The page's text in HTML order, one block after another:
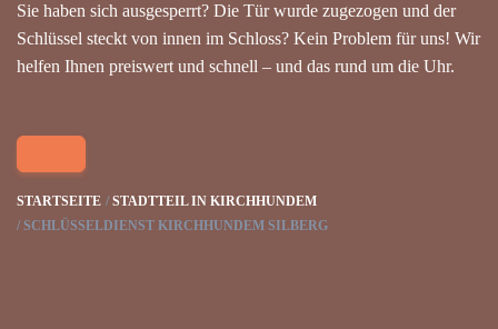
Sie haben sich ausgesperrt? Die Tür wurde zugezogen und der
Schlüssel steckt von innen im Schloss? Kein Problem für uns! Wir
helfen Ihnen preiswert und schnell – und das rund um die Uhr.
STARTSEITE
STADTTEIL IN KIRCHHUNDEM
SCHLÜSSELDIENST KIRCHHUNDEM SILBERG